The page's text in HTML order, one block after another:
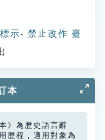
示- 禁止改作 臺
本
》為歷史語言辭
歷程，適用對象為